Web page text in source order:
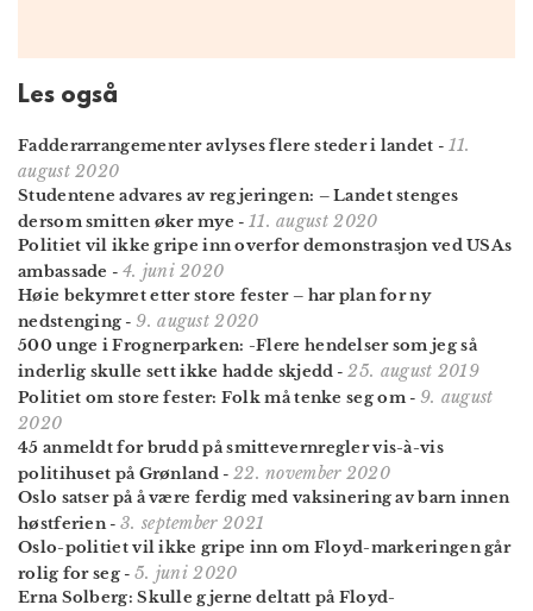
Les også
Fadderarrangementer avlyses flere steder i landet - 11.
august 2020
Studentene advares av regjeringen: – Landet stenges
dersom smitten øker mye - 11. august 2020
Politiet vil ikke gripe inn overfor demonstrasjon ved USAs
ambassade - 4. juni 2020
Høie bekymret etter store fester – har plan for ny
nedstenging -9. august 2020
500 unge i Frognerparken: -Flere hendelser som jeg så
inderlig skulle sett ikke hadde skjedd -25. august 2019
Politiet om store fester: Folk må tenke seg om- 9. august
2020
45 anmeldt for brudd på smittevernregler vis-à-vis
politihuset på Grønland- 22. november 2020
Oslo satser på å være ferdig med vaksinering av barn innen
høstferien- 3. september 2021
Oslo-politiet vil ikke gripe inn om Floyd-markeringen går
rolig for seg- 5. juni 2020
Erna Solberg: Skulle gjerne deltatt på Floyd-